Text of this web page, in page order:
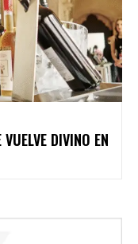
DIVINO EN